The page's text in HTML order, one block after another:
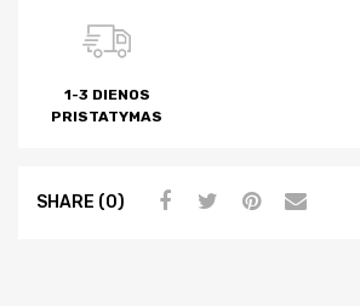
1-3 DIENOS
PRISTATYMAS
SHARE (0)